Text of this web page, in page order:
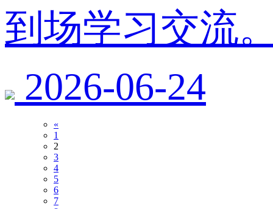
到场学习交流
2026-06-24
«
1
2
3
4
5
6
7